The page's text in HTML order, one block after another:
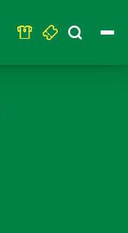
Search
for: